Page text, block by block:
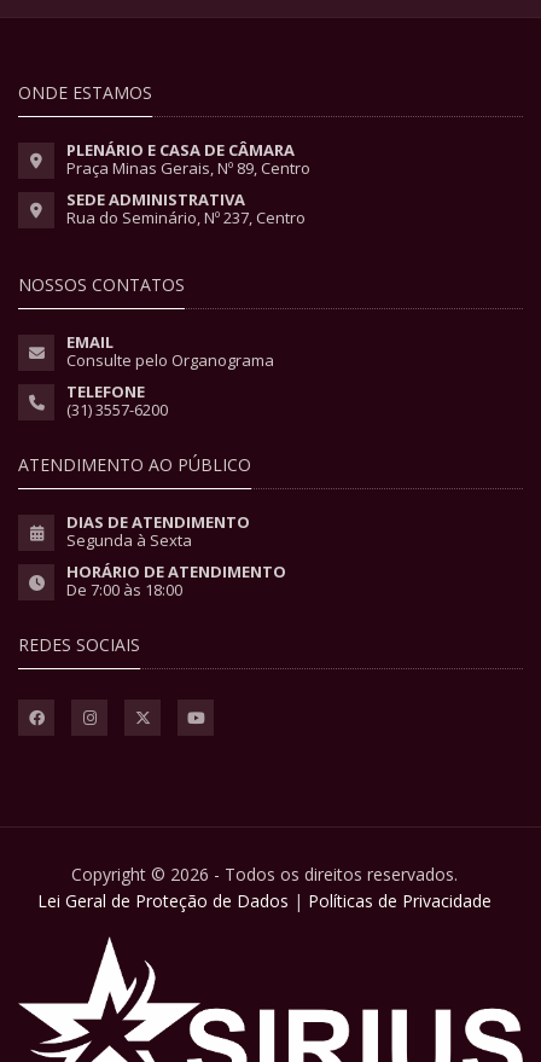
ONDE ESTAMOS
PLENÁRIO E CASA DE CÂMARA
Praça Minas Gerais, Nº 89, Centro
SEDE ADMINISTRATIVA
Rua do Seminário, Nº 237, Centro
NOSSOS CONTATOS
EMAIL
Consulte pelo Organograma
TELEFONE
(31) 3557-6200
ATENDIMENTO AO PÚBLICO
DIAS DE ATENDIMENTO
Segunda à Sexta
HORÁRIO DE ATENDIMENTO
De 7:00 às 18:00
REDES SOCIAIS
Copyright © 2026 - Todos os direitos reservados.
Lei Geral de Proteção de Dados | Políticas de Privacidade